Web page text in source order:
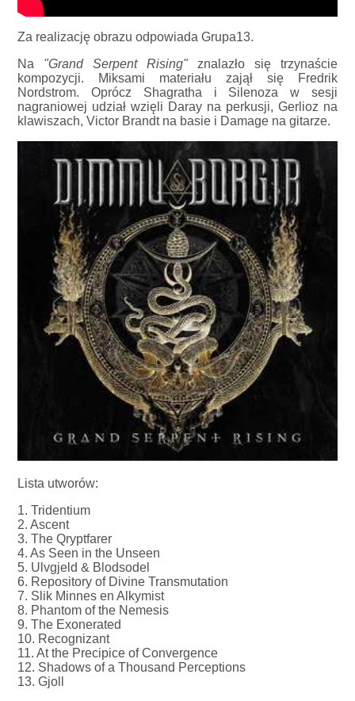
Za realizację obrazu odpowiada Grupa13.
Na "Grand Serpent Rising" znalazło się trzynaście
kompozycji. Miksami materiału zajął się Fredrik
Nordstrom. Oprócz Shagratha i Silenoza w sesji
nagraniowej udział wzięli Daray na perkusji, Gerlioz na
klawiszach, Victor Brandt na basie i Damage na gitarze.
Lista utworów:
1. Tridentium
2. Ascent
3. The Qryptfarer
4. As Seen in the Unseen
5. Ulvgjeld & Blodsodel
6. Repository of Divine Transmutation
7. Slik Minnes en Alkymist
8. Phantom of the Nemesis
9. The Exonerated
10. Recognizant
11. At the Precipice of Convergence
12. Shadows of a Thousand Perceptions
13. Gjoll